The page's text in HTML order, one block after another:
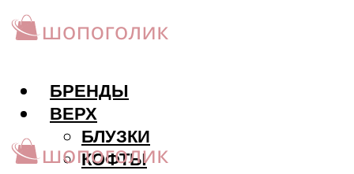
БРЕНДЫ
ВЕРХ
БЛУЗКИ
КОФТЫ